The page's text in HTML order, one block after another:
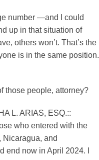
number —and I could
up in that situation of
others won’t. That’s the
is in the same position.
those people, attorney?
L. ARIAS, ESQ.::
who entered with the
Nicaragua, and
now in April 2024. I